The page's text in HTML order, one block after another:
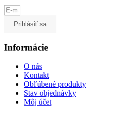
Prihlásiť sa
Informácie
O nás
Kontakt
Obľúbené produkty
Stav objednávky
Môj účet